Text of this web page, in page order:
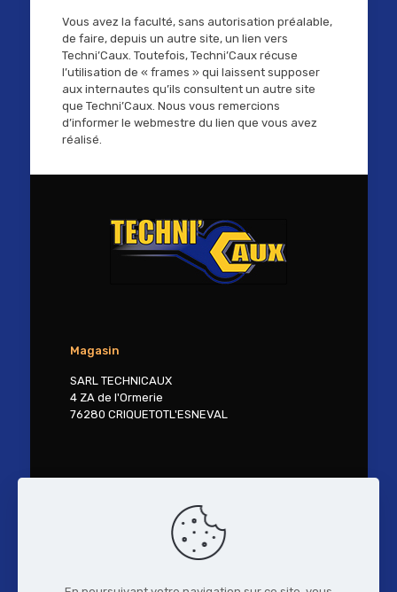
Vous avez la faculté, sans autorisation préalable,
de faire, depuis un autre site, un lien vers
Techni’Caux. Toutefois, Techni’Caux récuse
l’utilisation de « frames » qui laissent supposer
aux internautes qu’ils consultent un autre site
que Techni’Caux. Nous vous remercions
d’informer le webmestre du lien que vous avez
réalisé.
Magasin
SARL TECHNICAUX
4 ZA de l'Ormerie
76280 CRIQUETOTL'ESNEVAL
contact@technicaux.fr